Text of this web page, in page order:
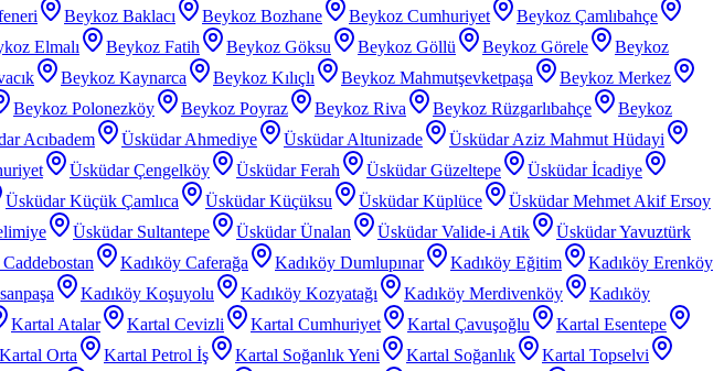
Beykoz Baklacı Beykoz Bozhane Beykoz Cumhuriyet
Beykoz Çamlıbahçe
Elmalı Beykoz Fatih Beykoz Göksu Beykoz Göllü Beykoz Görele
Beykoz
Beykoz Kaynarca Beykoz Kılıçlı Beykoz Mahmutşevketpaşa
Beykoz Merkez
Beykoz Polonezköy Beykoz Poyraz Beykoz Riva Beykoz Rüzgarlıbahçe
Beykoz
Acıbadem Üsküdar Ahmediye Üsküdar Altunizade
Üsküdar Aziz Mahmut Hüdayi
Üsküdar Çengelköy Üsküdar Ferah Üsküdar Güzeltepe
Üsküdar İcadiye
Üsküdar Küçük Çamlıca Üsküdar Küçüksu Üsküdar Küplüce
Üsküdar Mehmet Akif Ersoy
Üsküdar Sultantepe Üsküdar Ünalan Üsküdar Valide-i Atik
Üsküdar Yavuztürk
Kadıköy Caferağa Kadıköy Dumlupınar Kadıköy Eğitim
Kadıköy Erenköy
Kadıköy Koşuyolu Kadıköy Kozyatağı Kadıköy Merdivenköy
Kadıköy
Kartal Atalar Kartal Cevizli Kartal Cumhuriyet Kartal Çavuşoğlu
Kartal Esentepe
Kartal Orta Kartal Petrol İş Kartal Soğanlık Yeni Kartal Soğanlık
Kartal Topselvi